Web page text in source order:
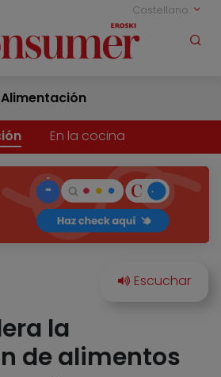
Castellano
Alimentación
En la cocina
la
de alimentos